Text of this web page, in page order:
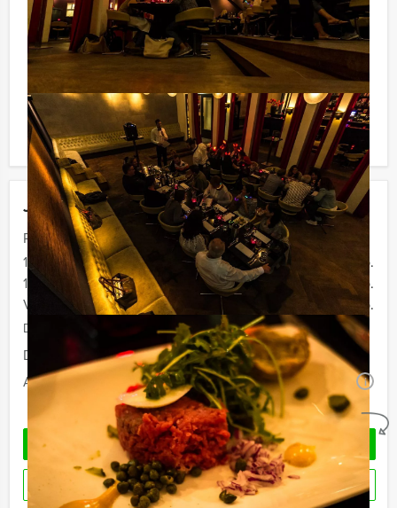
Jouw uitje
Prijs :
12 - 15 personen
€ 72,50 p.p.
16 - 29 personen
€ 67,50 p.p.
Vanaf 30 personen
€ 64,50 p.p.
De prijzen zijn exclusief BTW
Duur:
4 uur en 30 minuten
Aantal:
Minimaal 12 personen i
Geheel vrijblijvend
OFFERTE AANVRAGEN
RESERVEREN
onbeperkt kunt genieten van bier, fris, huiswijn, koffie
en thee. En…zo komt u ook achteraf niet voor
verrassingen te staan!
Komt u niet aan het minimale aantal deelnemers? Als u
bereid bent voor het minimale aantal te betalen, kunt u
ook gewoon voor minder personen boeken!